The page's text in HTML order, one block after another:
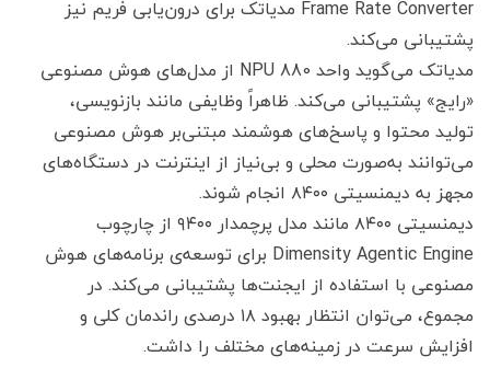
Frame Rate Converter مدیاتک برای درون‌یابی فریم نیز
پشتیبانی می‌کند.
مدیاتک می‌گوید واحد NPU 880 از مدل‌های هوش مصنوعی
«رایج» پشتیبانی می‌کند. ظاهراً وظایفی مانند بازنویسی،
تولید محتوا و پاسخ‌های هوشمند مبتنی‌بر هوش مصنوعی
می‌توانند به‌صورت محلی و بی‌نیاز از اینترنت در دستگاه‌های
مجهز به دیمنسیتی ۸۴۰۰ انجام شوند.
دیمنسیتی ۸۴۰۰ مانند مدل پرچمدار ۹۴۰۰ از چارچوب
Dimensity Agentic Engine برای توسعه‌ی برنامه‌های هوش
مصنوعی با استفاده از ایجنت‌‌ها پشتیبانی می‌کند. در
مجموع، می‌توان انتظار بهبود ۱۸ درصدی راندمان کلی و
افزایش سرعت در زمینه‌های مختلف را داشت.